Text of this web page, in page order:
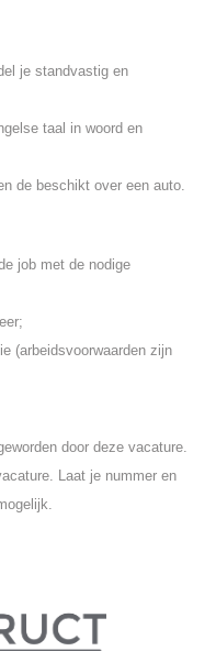
je standvastig en
taal in woord en
de beschikt over een auto.
job met de nodige
(arbeidsvoorwaarden zijn
door deze vacature.
Laat je nummer en